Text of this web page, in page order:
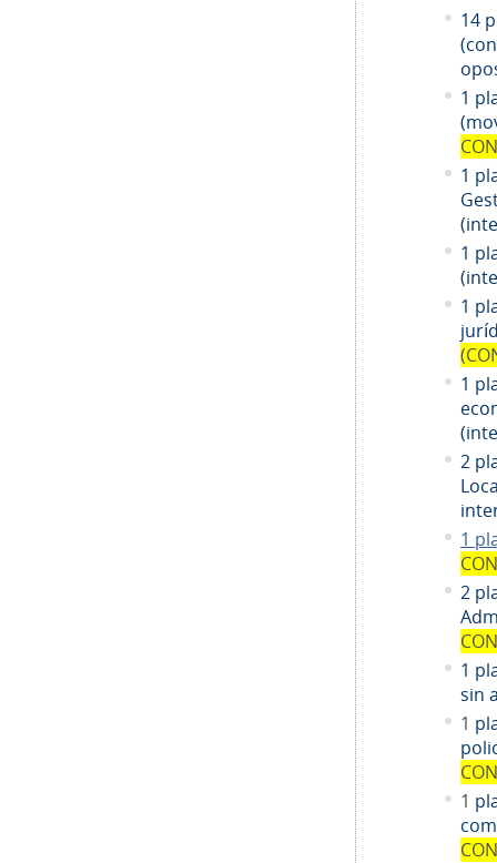
14
1
1
1
1
1
2
1
2
1
sin
1
1